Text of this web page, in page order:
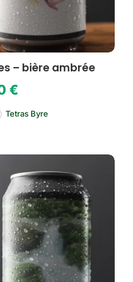
– bière ambrée
€
Tetras Byre